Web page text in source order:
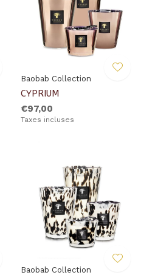
Baobab Collection
CYPRIUM
€97,00
Taxes incluses
Baobab Collection